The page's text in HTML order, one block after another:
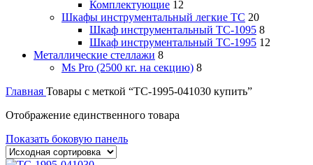
Комплектующие 12
Шкафы инструментальный легкие ТС 20
Шкаф инструментальный TC-1095 8
Шкаф инструментальный TC-1995 12
Металлические стеллажи 8
Ms Pro (2500 кг. на секцию) 8
Главная Товары с меткой “TC-1995-041030 купить”
Отображение единственного товара
Показать боковую панель